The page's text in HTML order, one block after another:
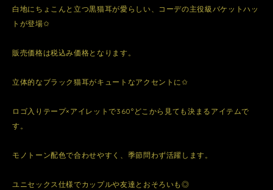
白地にちょこんと立つ黒猫耳が愛らしい、コーデの主役級バケットハッ
トが登場✩
販売価格は税込み価格となります。
立体的なブラック猫耳がキュートなアクセントに✩
ロゴ入りテープ×アイレットで360°どこから見ても決まるアイテムで
す。
モノトーン配色で合わせやすく、季節問わず活躍します。
ユニセックス仕様でカップルや友達とおそろいも◎